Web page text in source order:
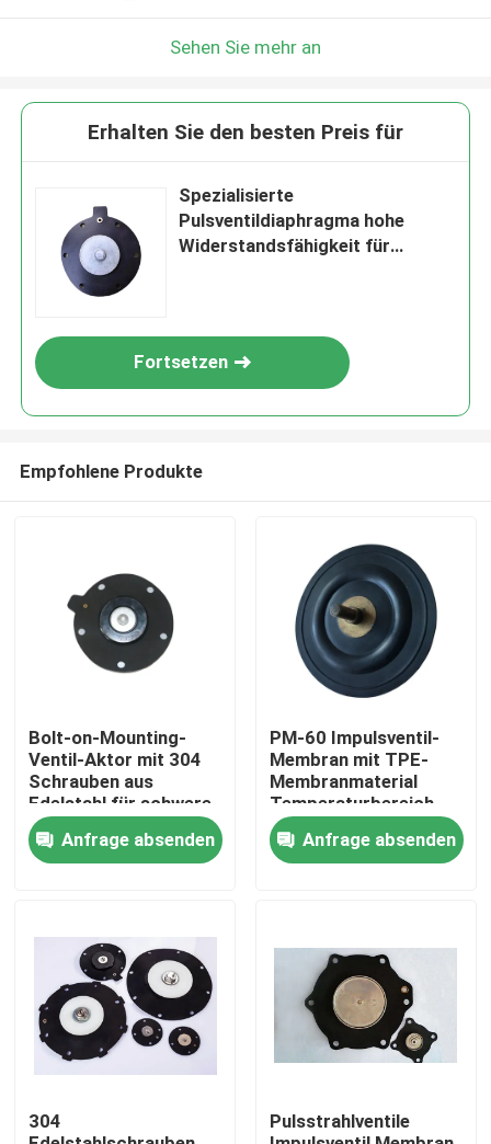
Zu Hause
Produkte
Über uns
Sehen Sie mehr an
Erhalten Sie den besten Preis für
Spezialisierte
Pulsventildiaphragma hohe
Widerstandsfähigkeit für
Fortsetzen
Empfohlene Produkte
Bolt-on-Mounting-
Ventil-Aktor mit 304
Schrauben aus
Edelstahl für schwere
industrielle
Anwendungen
Anfrage absenden
PM-60 Impulsventil-
Membran mit TPE-
Membranmaterial
Temperaturbereich
minus 20 Grad Celsius
bis plus 150 Grad
Celsius Ideal für
Anfrage absenden
304
Pulsstrahlventile